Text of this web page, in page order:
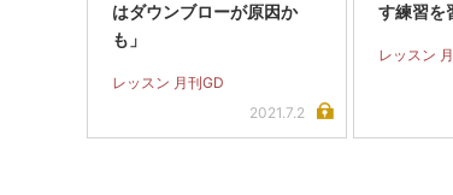
はダウンブローが原因か
も」
レッスン 月刊GD
2021.7.2
す練習を
レッスン